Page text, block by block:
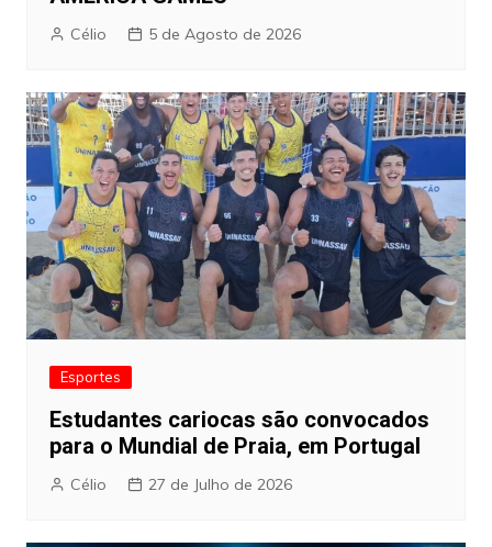
Célio 5 de Agosto de 2026
Esportes
Estudantes cariocas são convocados
para o Mundial de Praia, em Portugal
Célio 27 de Julho de 2026